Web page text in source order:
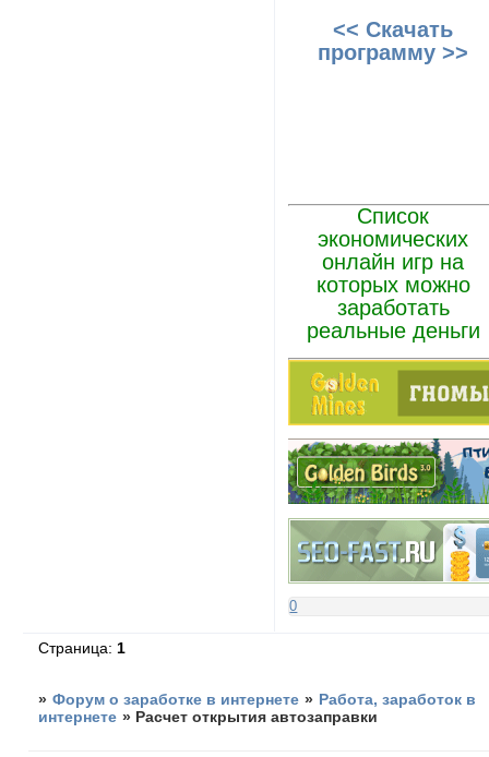
<< Скачать
программу >>
Список
экономических
онлайн игр на
которых можно
заработать
реальные деньги
0
Страница:1
» Форум о заработке в интернете » Работа, заработок в
интернете » Расчет открытия автозаправки